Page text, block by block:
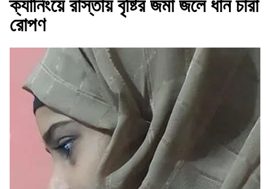
ক্যানিংয়ে রাস্তায় বৃষ্টির জমা জলে ধান চারা
রোপণ